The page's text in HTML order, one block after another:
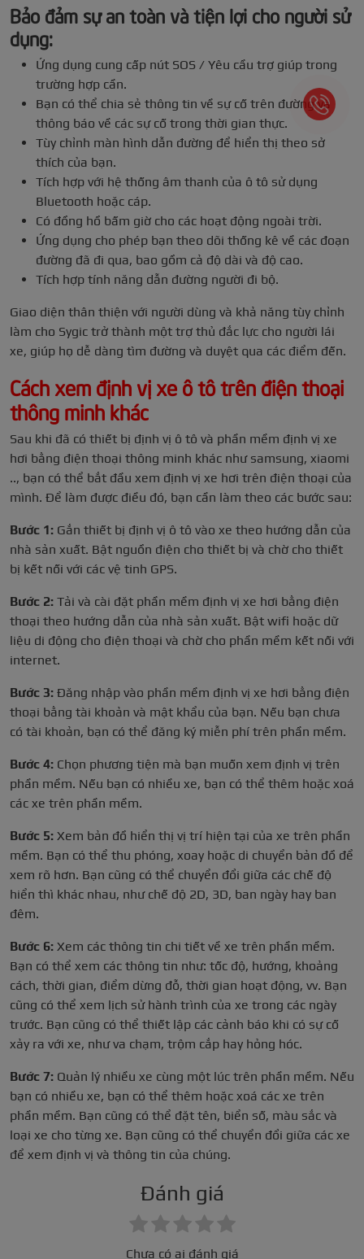
Bảo đảm sự an toàn và tiện lợi cho người sử
dụng:
Ứng dụng cung cấp nút SOS / Yêu cầu trợ giúp trong
trường hợp cần.
Bạn có thể chia sẻ thông tin về sự cố trên đường và
thông báo về các sự cố trong thời gian thực.
Tùy chỉnh màn hình dẫn đường để hiển thị theo sở
thích của bạn.
Tích hợp với hệ thống âm thanh của ô tô sử dụng
Bluetooth hoặc cáp.
Có đồng hồ bấm giờ cho các hoạt động ngoài trời.
Ứng dụng cho phép bạn theo dõi thống kê về các đoạn
đường đã đi qua, bao gồm cả độ dài và độ cao.
Tích hợp tính năng dẫn đường người đi bộ.
Giao diện thân thiện với người dùng và khả năng tùy chỉnh
làm cho Sygic trở thành một trợ thủ đắc lực cho người lái
xe, giúp họ dễ dàng tìm đường và duyệt qua các điểm đến.
Cách xem định vị xe ô tô trên điện thoại
thông minh khác
Sau khi đã có thiết bị định vị ô tô và phần mềm định vị xe
hơi bằng điện thoại thông minh khác như samsung, xiaomi
.., bạn có thể bắt đầu xem định vị xe hơi trên điện thoại của
mình. Để làm được điều đó, bạn cần làm theo các bước sau:
Bước 1: Gắn thiết bị định vị ô tô vào xe theo hướng dẫn của
nhà sản xuất. Bật nguồn điện cho thiết bị và chờ cho thiết
bị kết nối với các vệ tinh GPS.
Bước 2: Tải và cài đặt phần mềm định vị xe hơi bằng điện
thoại theo hướng dẫn của nhà sản xuất. Bật wifi hoặc dữ
liệu di động cho điện thoại và chờ cho phần mềm kết nối với
internet.
Bước 3: Đăng nhập vào phần mềm định vị xe hơi bằng điện
thoại bằng tài khoản và mật khẩu của bạn. Nếu bạn chưa
có tài khoản, bạn có thể đăng ký miễn phí trên phần mềm.
Bước 4: Chọn phương tiện mà bạn muốn xem định vị trên
phần mềm. Nếu bạn có nhiều xe, bạn có thể thêm hoặc xoá
các xe trên phần mềm.
Bước 5: Xem bản đồ hiển thị vị trí hiện tại của xe trên phần
mềm. Bạn có thể thu phóng, xoay hoặc di chuyển bản đồ để
xem rõ hơn. Bạn cũng có thể chuyển đổi giữa các chế độ
hiển thì khác nhau, như chế độ 2D, 3D, ban ngày hay ban
đêm.
Bước 6: Xem các thông tin chi tiết về xe trên phần mềm.
Bạn có thể xem các thông tin như: tốc độ, hướng, khoảng
cách, thời gian, điểm dừng đỗ, thời gian hoạt động, vv. Bạn
cũng có thể xem lịch sử hành trình của xe trong các ngày
trước. Bạn cũng có thể thiết lập các cảnh báo khi có sự cố
xảy ra với xe, như va chạm, trộm cắp hay hỏng hóc.
Bước 7: Quản lý nhiều xe cùng một lúc trên phần mềm. Nếu
bạn có nhiều xe, bạn có thể thêm hoặc xoá các xe trên
phần mềm. Bạn cũng có thể đặt tên, biển số, màu sắc và
loại xe cho từng xe. Bạn cũng có thể chuyển đổi giữa các xe
để xem định vị và thông tin của chúng.
Đánh giá
Chưa có ai đánh giá